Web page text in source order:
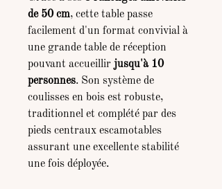
de 50 cm, cette table passe
facilement d'un format convivial à
une grande table de réception
pouvant accueillir jusqu'à 10
personnes. Son système de
coulisses en bois est robuste,
traditionnel et complété par des
pieds centraux escamotables
assurant une excellente stabilité
une fois déployée.